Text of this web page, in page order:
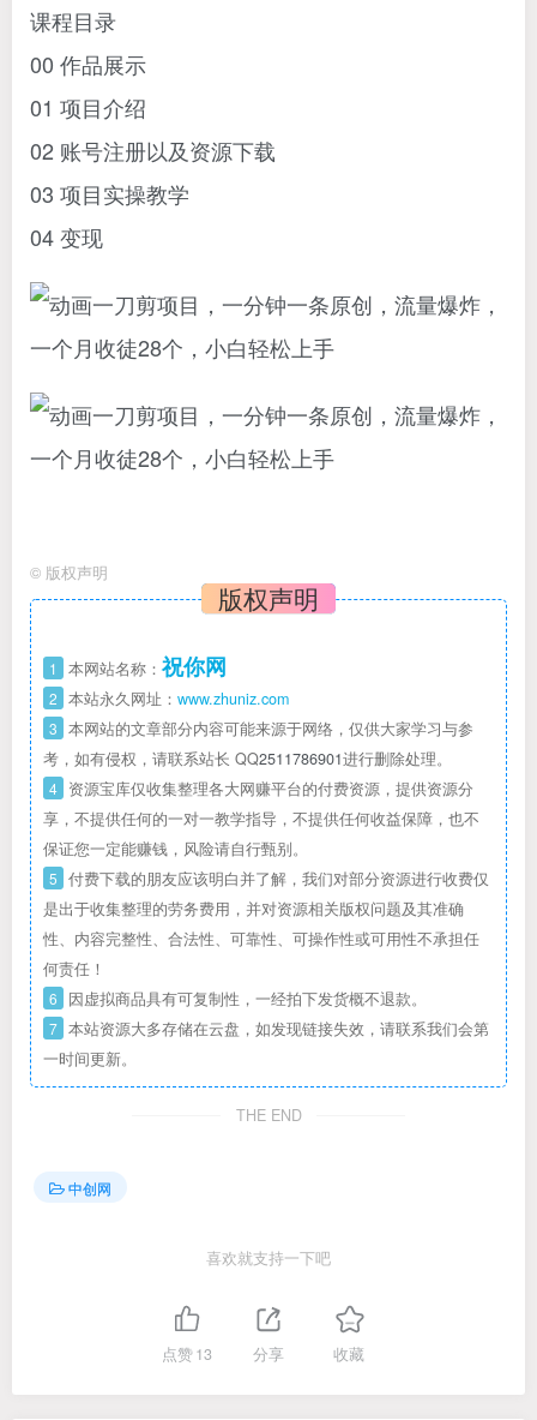
课程目录
00 作品展示
01 项目介绍
02 账号注册以及资源下载
03 项目实操教学
04 变现
© 版权声明
版权声明
1 本网站名称： 祝你网
2 本站永久网址： www.zhuniz.com
3 本网站的文章部分内容可能来源于网络，仅供大家学习与参
考，如有侵权，请联系站长 QQ2511786901进行删除处理。
4 资源宝库仅收集整理各大网赚平台的付费资源，提供资源分
享，不提供任何的一对一教学指导，不提供任何收益保障，也不
保证您一定能赚钱，风险请自行甄别。
5 付费下载的朋友应该明白并了解，我们对部分资源进行收费仅
是出于收集整理的劳务费用，并对资源相关版权问题及其准确
性、内容完整性、合法性、可靠性、可操作性或可用性不承担任
何责任！
6 因虚拟商品具有可复制性，一经拍下发货概不退款。
7 本站资源大多存储在云盘，如发现链接失效，请联系我们会第
一时间更新。
THE END
中创网
喜欢就支持一下吧
点赞13 分享 收藏